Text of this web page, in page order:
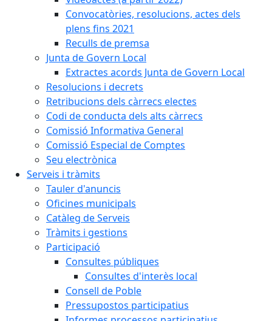
Convocatòries, resolucions, actes dels
plens fins 2021
Reculls de premsa
Junta de Govern Local
Extractes acords Junta de Govern Local
Resolucions i decrets
Retribucions dels càrrecs electes
Codi de conducta dels alts càrrecs
Comissió Informativa General
Comissió Especial de Comptes
Seu electrònica
Serveis i tràmits
Tauler d'anuncis
Oficines municipals
Catàleg de Serveis
Tràmits i gestions
Participació
Consultes públiques
Consultes d'interès local
Consell de Poble
Pressupostos participatius